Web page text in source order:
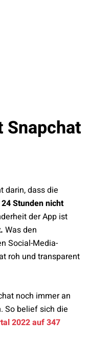
darin, dass die
Stunden nicht
der App ist
Was den
Social-Media-
roh und transparent
noch immer an
So belief sich die
2022 auf 347